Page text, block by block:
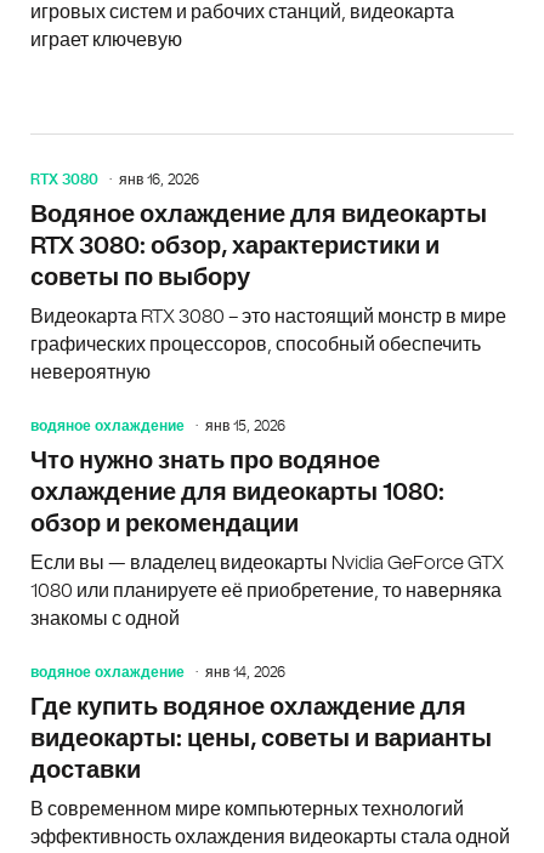
игровых систем и рабочих станций, видеокарта
играет ключевую
RTX 3080 янв 16, 2026
Водяное охлаждение для видеокарты
RTX 3080: обзор, характеристики и
советы по выбору
Видеокарта RTX 3080 – это настоящий монстр в мире
графических процессоров, способный обеспечить
невероятную
водяное охлаждение янв 15, 2026
Что нужно знать про водяное
охлаждение для видеокарты 1080:
обзор и рекомендации
Если вы — владелец видеокарты Nvidia GeForce GTX
1080 или планируете её приобретение, то наверняка
знакомы с одной
водяное охлаждение янв 14, 2026
Где купить водяное охлаждение для
видеокарты: цены, советы и варианты
доставки
В современном мире компьютерных технологий
эффективность охлаждения видеокарты стала одной